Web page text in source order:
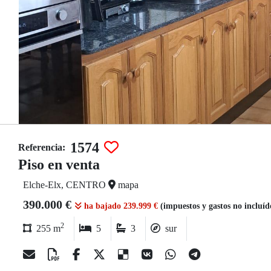
Referencia:
1574
Piso en venta
Elche-Elx, CENTRO mapa
390.000 € ha bajado 239.999 € (impuestos y gastos no
255 m2 5 3 sur